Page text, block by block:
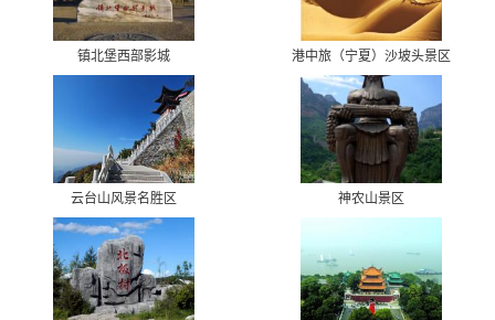
镇北堡西部影城 港中旅（宁夏）沙坡头景区
云台山风景名胜区 神农山景区